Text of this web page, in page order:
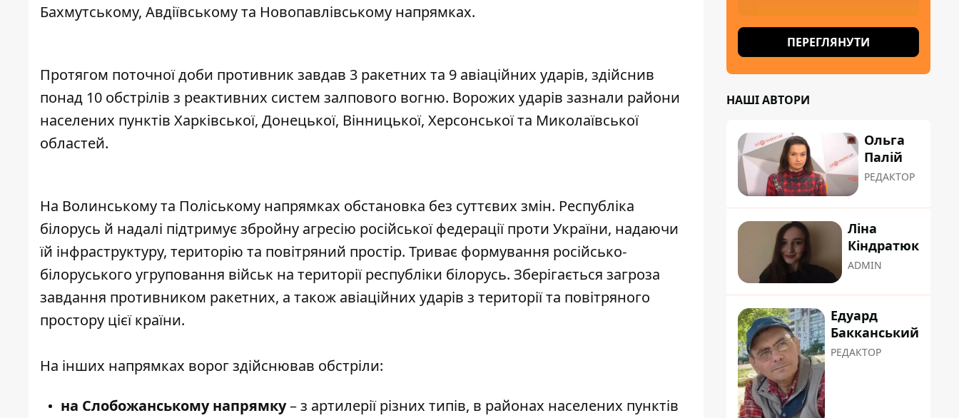
Бахмутському, Авдіївському та Новопавлівському напрямках.
Протягом поточної доби противник завдав 3 ракетних та 9 авіаційних ударів, здійснив
понад 10 обстрілів з реактивних систем залпового вогню. Ворожих ударів зазнали райони
населених пунктів Харківської, Донецької, Вінницької, Херсонської та Миколаївської
областей.
На Волинському та Поліському напрямках обстановка без суттєвих змін. Республіка
білорусь й надалі підтримує збройну агресію російської федерації проти України, надаючи
їй інфраструктуру, територію та повітряний простір. Триває формування російсько-
білоруського угруповання військ на території республіки білорусь. Зберігається загроза
завдання противником ракетних, а також авіаційних ударів з території та повітряного
простору цієї країни.
На інших напрямках ворог здійснював обстріли:
на Слобожанському напрямку– з артилерії різних типів, в районах населених пунктів
ПЕРЕГЛЯНУТИ
НАШІ АВТОРИ
Ольга
Палій
РЕДАКТОР
Ліна
Кіндратюк
ADMIN
Едуард
Бакканський
РЕДАКТОР